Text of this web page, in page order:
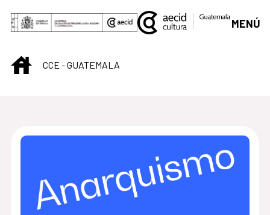
Saltar al contenido principal
MENÚ
INICIOCCE - GUATEMALA